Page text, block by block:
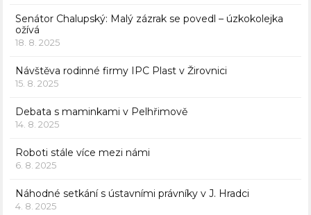
Senátor Chalupský: Malý zázrak se povedl – úzkokolejka
ožívá
18. 8. 2025
Návštěva rodinné firmy IPC Plast v Žirovnici
15. 8. 2025
Debata s maminkami v Pelhřimově
14. 8. 2025
Roboti stále více mezi námi
6. 8. 2025
Náhodné setkání s ústavními právníky v J. Hradci
4. 8. 2025